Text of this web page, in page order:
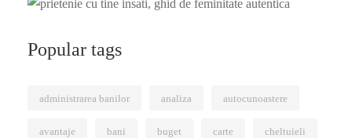
Popular tags
administrarea banilor analiza autocunoastere
avantaje bani buget carte cheltuieli